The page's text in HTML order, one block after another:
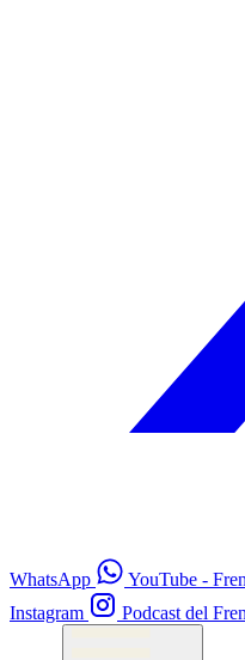
WhatsApp YouTube -
Instagram
Podcast del